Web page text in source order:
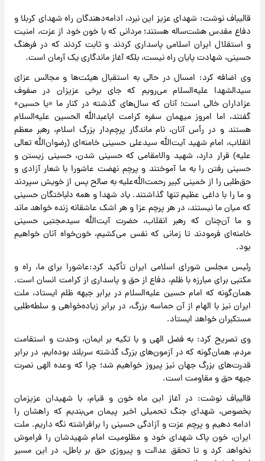
قالیباف نوشت: شهدای عزیز این نبرد، ادامه‌دهندگان راه شهدای کربلا و
دفاع مقدس هشت‌ساله هستند؛ مردانی که با خون خود از عزت، امنیت
و استقلال ایران اسلامی پاسداری کردند و ثابت کردند که در فرهنگ
حسینی، شهادت پایان راه نیست، بلکه آغاز ماندگاری یک آرمان است.
وی اضافه کرد: امسال در حالی به استقبال هیئت‌ها و مجالس عزای
سیدالشهدا علیه‌السلام می‌رویم که جای برخی عزیزان در صفوف
عزاداران خالی است؛ آنان که سال‌های گذشته در کنار ما «یا حسین»
گفتند، اما امروز میهمان سفره کرامت اباعبدالله الحسین علیه‌السلام
هستند و در رأس آنان، نام ماندگار پرچم‌دار بزرگ اسلام، رهبر معظم
انقلاب، امام شهید آیت‌الله سیدعلی حسینی خامنه‌ای (رضوان‌الله تعالی
علیه) ‌قرار دارد، شهید والامقامی که حسینی شدن، حسینی زیستن و
حسینی رفتن را به ما آموختند و پرچم نهضت عاشورا با شعار آزادی و
حق‌طلبی را از خمینی کبیر رحمت‌الله‌علیه به صالح پس از خویش سپردند
و ما را با داغی عظیم تنها گذاشتند. یاد شهدا و همه دلباختگان حسینی
که میان ما نیستند، در هر پرچم عزا و هر اشک عاشقانه زنده خواهد ماند
و ما آن‌چنان که رهبر انقلاب، حضرت آیت‌الله سیدمجتبی حسینی
خامنه‌ای فرمودند تا زمانی که نفس می‌کشیم، خون‌خواه آنان خواهیم
بود.
رئیس مجلس شورای اسلامی ایران تأکید کرد:عاشورا برای ما، راه و
مکتبی برای مبارزه با ظلم، دفاع از حق و پاسداری از کرامت انسان است.
همان‌گونه که امام حسین علیه‌السلام در برابر جبهه ظلم ایستاد، ملت
ایران نیز با الهام از آن حماسه بزرگ، در برابر زیاده‌خواهی و سلطه‌طلبی
مستکبران خواهد ایستاد.
وی تصریح کرد: به فضل الهی و با تکیه بر ایمان، وحدت و استقامت
مردم، همان‌گونه که در آزمون‌های بزرگ گذشته سربلند بوده‌ایم، در برابر
قدرت‌های بزرگ جهان نیز پیروز خواهیم شد؛ چرا که وعده الهی نصرت
جبهه حق و مقاومت است.
قالیباف نوشت: در آغاز این ماه خون و قیام، با شهیدان عزیزمان
بخصوص، شهدای جنگ تحمیلی اخیر پیمان می‌بندیم که راهشان را
ادامه دهیم و پرچم عزت و آزادگی حسینی را برافراشته نگه داریم. ملت
ایران، خون پاک شهدای خود و مظلومیت امام شهیدشان را فراموش
نخواهد کرد و تا تحقق عدالت و پیروزی حق بر باطل، در این مسیر